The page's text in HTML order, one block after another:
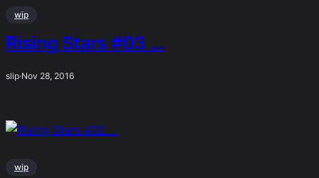
wip
Rising Stars #03 …
slip·Nov 28, 2016
wip